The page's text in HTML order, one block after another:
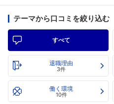
テーマから口コミを絞り込む
すべて
退職理由
3件
働く環境
10件